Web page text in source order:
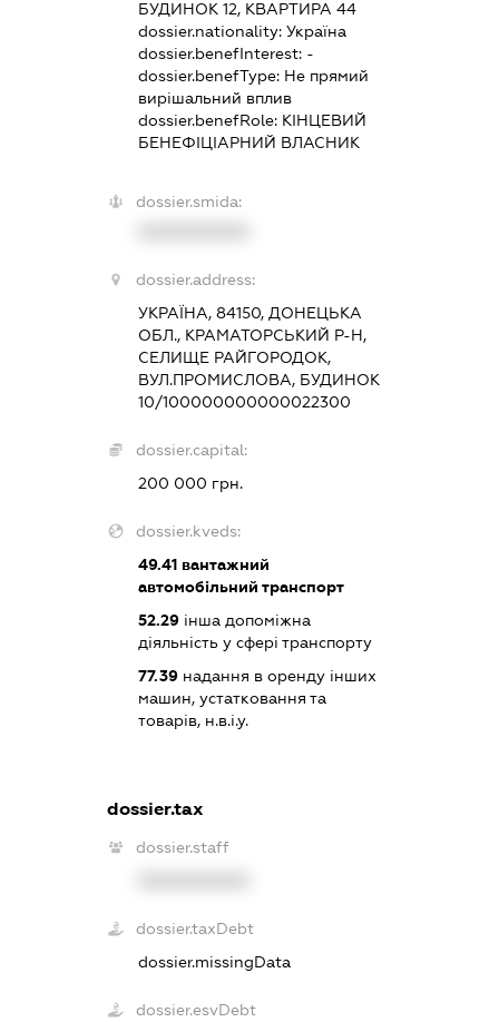
БУДИНОК 12, КВАРТИРА 44
dossier.nationality:Україна
dossier.benefInterest: -
dossier.benefType: Не прямий
вирішальний вплив
dossier.benefRole: КІНЦЕВИЙ
БЕНЕФІЦІАРНИЙ ВЛАСНИК
dossier.smida:
dossier.address:
УКРАЇНА, 84150, ДОНЕЦЬКА
ОБЛ., КРАМАТОРСЬКИЙ Р-Н,
СЕЛИЩЕ РАЙГОРОДОК,
ВУЛ.ПРОМИСЛОВА, БУДИНОК
10/100000000000022300
dossier.capital:
200 000 грн.
dossier.kveds:
49.41 вантажний
автомобільний транспорт
52.29 інша допоміжна
діяльність у сфері транспорту
77.39 надання в оренду інших
машин, устатковання та
товарів, н.в.і.у.
dossier.tax
dossier.staff
dossier.taxDebt
dossier.missingData
dossier.esvDebt